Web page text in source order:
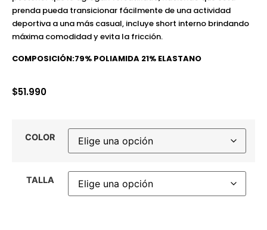
prenda pueda transicionar fácilmente de una actividad
deportiva a una más casual, incluye short interno brindando
máxima comodidad y evita la fricción.
COMPOSICIÓN:79% POLIAMIDA 21% ELASTANO
$51.990
COLOR
TALLA